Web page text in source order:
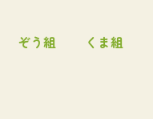
ぞう組 くま組